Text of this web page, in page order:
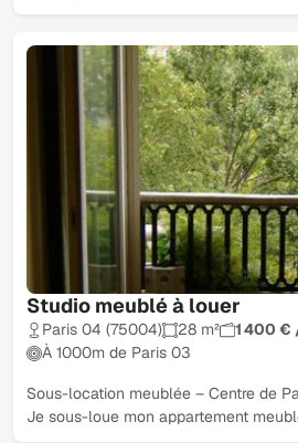
Studio meublé à louer
Paris 04 (75004) 28 m²
1 400 €
À 1000m de Paris 03
Sous-location meublée – Centre de
Je sous-loue mon appartement